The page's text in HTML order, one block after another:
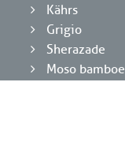
Kährs
Grigio
Sherazade
Moso bamboe